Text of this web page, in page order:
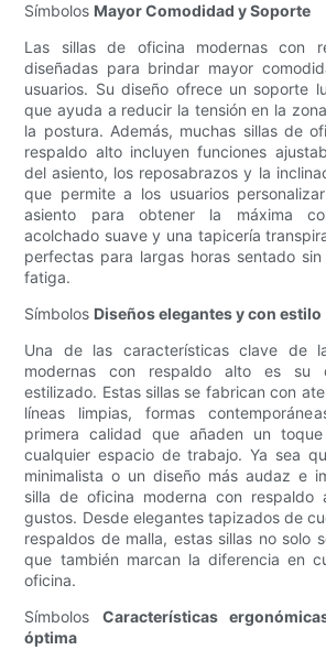
Símbolos Mayor Comodidad y Soporte
Las sillas de oficina modernas con
diseñadas para brindar mayor
usuarios. Su diseño ofrece un soporte
que ayuda a reducir la tensión en la
la postura. Además, muchas sillas de
respaldo alto incluyen funciones
del asiento, los reposabrazos y la
que permite a los usuarios
asiento para obtener la máxima
acolchado suave y una tapicería
perfectas para largas horas sentado
fatiga.
Símbolos Diseños elegantes y con estilo
Una de las características clave de
modernas con respaldo alto es su
estilizado. Estas sillas se fabrican con
líneas limpias, formas
primera calidad que añaden un
cualquier espacio de trabajo. Ya sea
minimalista o un diseño más audaz e
silla de oficina moderna con respaldo
gustos. Desde elegantes tapizados de
respaldos de malla, estas sillas no solo
que también marcan la diferencia en
oficina.
Símbolos Características
óptima